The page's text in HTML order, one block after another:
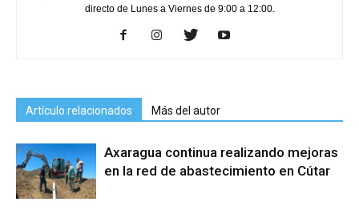
directo de Lunes a Viernes de 9:00 a 12:00.
Artículo relacionados Más del autor
Axaragua continua realizando mejoras
en la red de abastecimiento en Cútar